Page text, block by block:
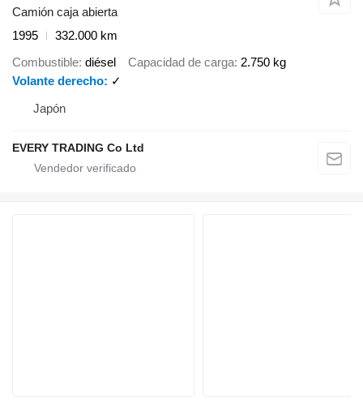
Camión caja abierta
1995
332.000 km
Combustible diésel Capacidad de carga 2.750 kg
Volante derecho
✓
Japón
EVERY TRADING Co Ltd